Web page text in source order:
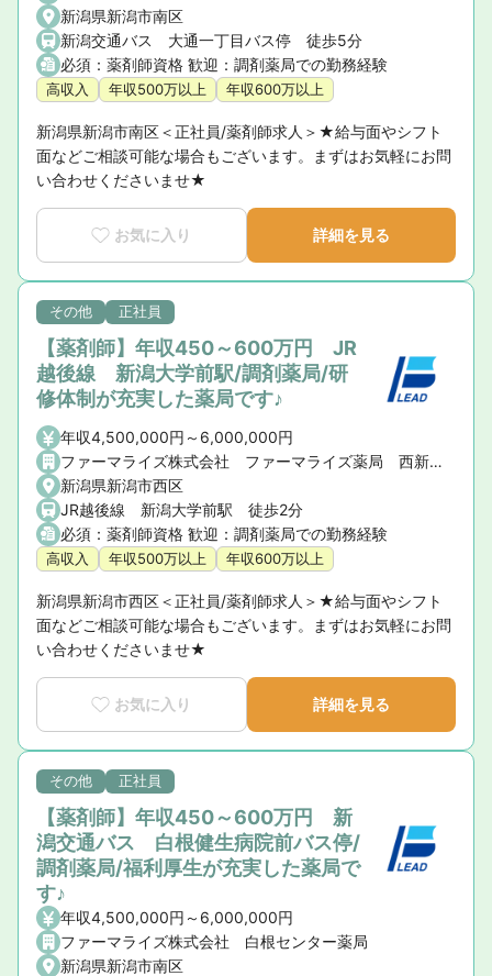
新潟県新潟市南区
新潟交通バス 大通一丁目バス停 徒歩5分
必須：薬剤師資格 歓迎：調剤薬局での勤務経験
高収入 年収500万以上 年収600万以上
新潟県新潟市南区＜正社員/薬剤師求人＞★給与面やシフト
面などご相談可能な場合もございます。まずはお気軽にお問
い合わせくださいませ★
お気に入り 詳細を見る
その他 正社員
【薬剤師】年収450～600万円 JR
越後線 新潟大学前駅/調剤薬局/研
修体制が充実した薬局です♪
年収4,500,000円～6,000,000円
ファーマライズ株式会社 ファーマライズ薬局 西新潟店
新潟県新潟市西区
JR越後線 新潟大学前駅 徒歩2分
必須：薬剤師資格 歓迎：調剤薬局での勤務経験
高収入 年収500万以上 年収600万以上
新潟県新潟市西区＜正社員/薬剤師求人＞★給与面やシフト
面などご相談可能な場合もございます。まずはお気軽にお問
い合わせくださいませ★
お気に入り 詳細を見る
その他 正社員
【薬剤師】年収450～600万円 新
潟交通バス 白根健生病院前バス停/
調剤薬局/福利厚生が充実した薬局で
す♪
年収4,500,000円～6,000,000円
ファーマライズ株式会社 白根センター薬局
新潟県新潟市南区